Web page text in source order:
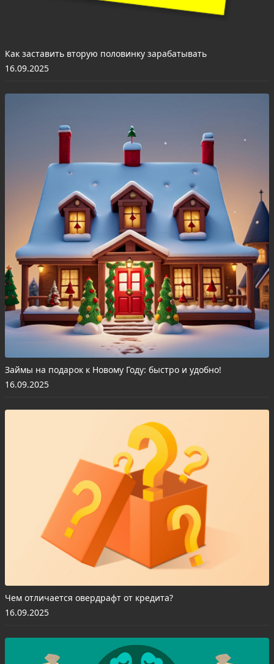
Как заставить вторую половинку зарабатывать
16.09.2025
Займы на подарок к Новому Году: быстро и удобно!
16.09.2025
Чем отличается овердрафт от кредита?
16.09.2025